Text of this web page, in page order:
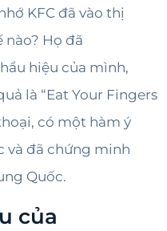
KFC đã vào thị
Họ đã
hiệu của mình,
là “Eat Your Fingers
có một hàm ý
và đã chứng minh
Quốc.
của